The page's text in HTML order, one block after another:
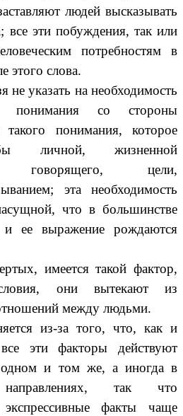
людей высказывать
все эти побуждения, так или
потребностям в
этого слова.
не указать на необходимость
понимания со стороны
такого понимания, которое
бы личной, жизненной
говорящего, цели,
эта необходимость
что в большинстве
и ее выражение рождаются
имеется такой фактор,
они вытекают из
между людьми.
из-за того, что, как и
эти факторы действуют
одном и том же, а иногда в
направлениях, так что
факты чаще